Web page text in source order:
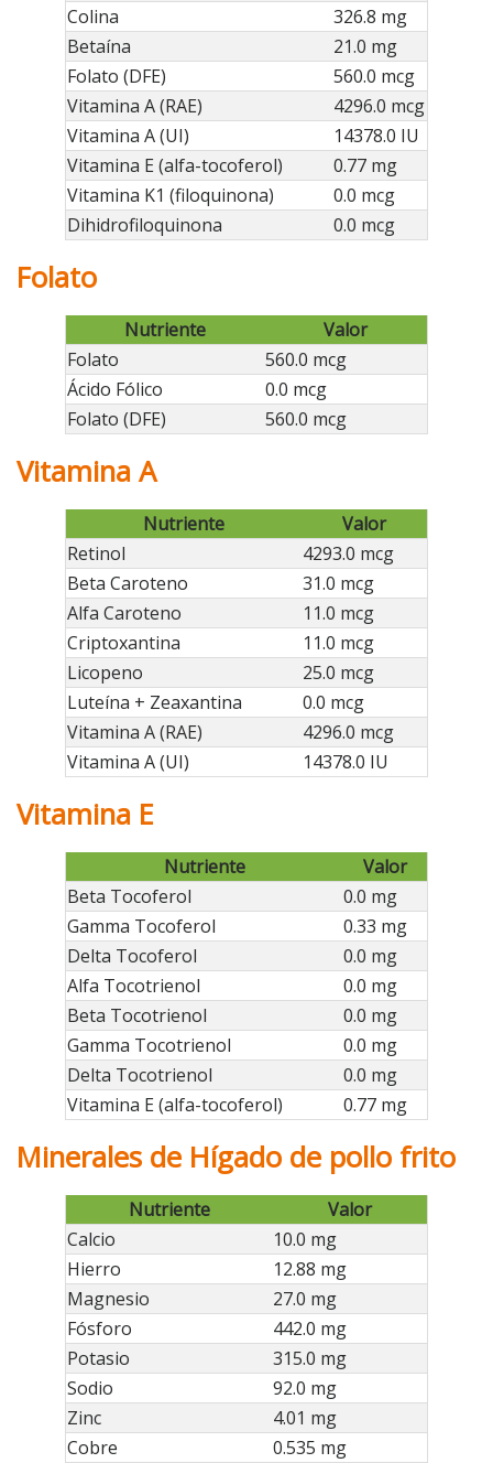
Colina
326.8 mg
Betaína
21.0 mg
Folato (DFE)
560.0 mcg
Vitamina A (RAE)
4296.0 mcg
Vitamina A (UI)
14378.0 IU
Vitamina E (alfa-tocoferol)
0.77 mg
Vitamina K1 (filoquinona)
0.0 mcg
Dihidrofiloquinona
0.0 mcg
Folato
Nutriente
Valor
Folato
560.0 mcg
Ácido Fólico
0.0 mcg
Folato (DFE)
560.0 mcg
Vitamina A
Nutriente
Valor
Retinol
4293.0 mcg
Beta Caroteno
31.0 mcg
Alfa Caroteno
11.0 mcg
Criptoxantina
11.0 mcg
Licopeno
25.0 mcg
Luteína + Zeaxantina
0.0 mcg
Vitamina A (RAE)
4296.0 mcg
Vitamina A (UI)
14378.0 IU
Vitamina E
Nutriente
Valor
Beta Tocoferol
0.0 mg
Gamma Tocoferol
0.33 mg
Delta Tocoferol
0.0 mg
Alfa Tocotrienol
0.0 mg
Beta Tocotrienol
0.0 mg
Gamma Tocotrienol
0.0 mg
Delta Tocotrienol
0.0 mg
Vitamina E (alfa-tocoferol)
0.77 mg
Minerales de Hígado de pollo frito
Nutriente
Valor
Calcio
10.0 mg
Hierro
12.88 mg
Magnesio
27.0 mg
Fósforo
442.0 mg
Potasio
315.0 mg
Sodio
92.0 mg
Zinc
4.01 mg
Cobre
0.535 mg